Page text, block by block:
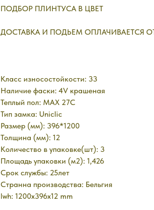
ПОДБОР ПЛИНТУСА В ЦВЕТ
ДОСТАВКА И ПОДЬЕМ ОПЛАЧИВАЕТСЯ
Класс износостойкости: 33
Наличие фаски: 4V крашеная
Теплый пол: MAX 27C
Тип замка: Uniclic
Размер (мм): 396*1200
Толщина (мм): 12
Количество в упаковке(шт): 3
Площадь упаковки (м2): 1,426
Срок службы: 25лет
Странна производства: Бельгия
lwh: 1200x396x12 mm